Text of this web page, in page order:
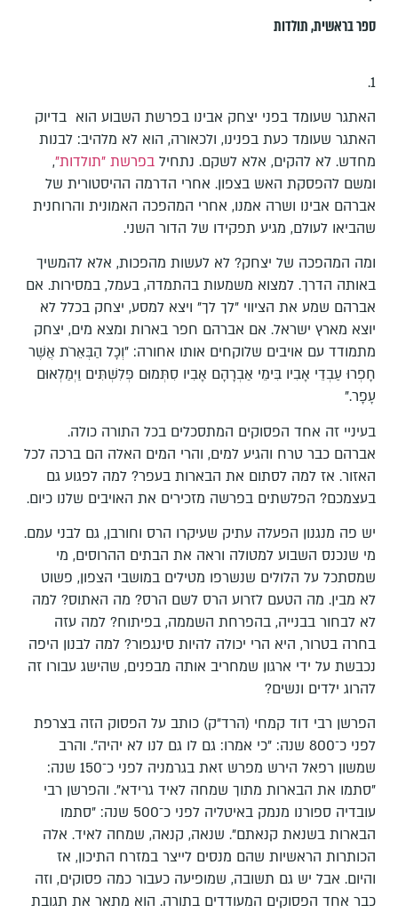
ספר בראשית,תולדות
1.
האתגר שעומד בפני יצחק אבינו בפרשת השבוע הוא בדיוק
האתגר שעומד כעת בפנינו, ולכאורה, הוא לא מלהיב: לבנות
מחדש. לא להקים, אלא לשקם. נתחיל בפרשת "תולדות",
ומשם להפסקת האש בצפון. אחרי הדרמה ההיסטורית של
אברהם אבינו ושרה אמנו, אחרי המהפכה האמונית והרוחנית
שהביאו לעולם, מגיע תפקידו של הדור השני.
ומה המהפכה של יצחק? לא לעשות מהפכות, אלא להמשיך
באותה הדרך. למצוא משמעות בהתמדה, בעמל, במסירות. אם
אברהם שמע את הציווי "לך לך" ויצא למסע, יצחק בכלל לא
יוצא מארץ ישראל. אם אברהם חפר בארות ומצא מים, יצחק
מתמודד עם אויבים שלוקחים אותו אחורה: "וְכָל הַבְּאֵרֹת אֲשֶׁר
חָפְרוּ עַבְדֵי אָבִיו בִּימֵי אַבְרָהָם אָבִיו סִתְּמוּם פְּלִשְׁתִּים וַיְמַלְאוּם
עָפָר."
בעיניי זה אחד הפסוקים המתסכלים בכל התורה כולה.
אברהם כבר טרח והגיע למים, והרי המים האלה הם ברכה לכל
האזור. אז למה לסתום את הבארות בעפר? למה לפגוע גם
בעצמכם? הפלשתים בפרשה מזכירים את האויבים שלנו כיום.
יש פה מנגנון הפעלה עתיק שעיקרו הרס וחורבן, גם לבני עמם.
מי שנכנס השבוע למטולה וראה את הבתים ההרוסים, מי
שמסתכל על הלולים שנשרפו מטילים במושבי הצפון, פשוט
לא מבין. מה הטעם לזרוע הרס לשם הרס? מה האתוס? למה
לא לבחור בבנייה, בהפרחת השממה, בפיתוח? למה עזה
בחרה בטרור, היא הרי יכולה להיות סינגפור? למה לבנון היפה
נכבשת על ידי ארגון שמחריב אותה מבפנים, שהישג עבורו זה
להרוג ילדים ונשים?
הפרשן רבי דוד קמחי (הרד"ק) כותב על הפסוק הזה בצרפת
לפני כ־800 שנה: "כי אמרו: גם לו גם לנו לא יהיה". והרב
שמשון רפאל הירש מפרש זאת בגרמניה לפני כ־150 שנה:
"סתמו את הבארות מתוך שמחה לאיד גרידא". והפרשן רבי
עובדיה ספורנו מנמק באיטליה לפני כ־500 שנה: "סתמו
הבארות בשנאת קנאתם". שנאה, קנאה, שמחה לאיד. אלה
הכותרות הראשיות שהם מנסים לייצר במזרח התיכון, אז
והיום. אבל יש גם תשובה, שמופיעה כעבור כמה פסוקים, וזה
כבר אחד הפסוקים המעודדים בתורה. הוא מתאר את תגובת